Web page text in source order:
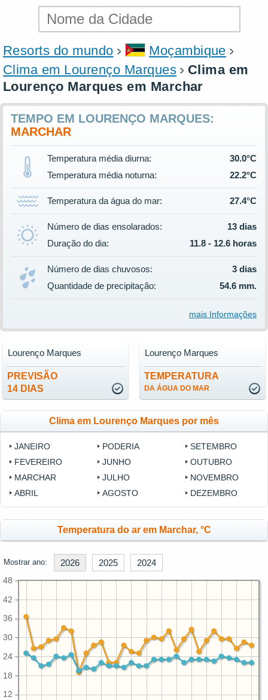
Resorts do mundo
Moçambique
Clima em Lourenço Marques
Clima em
Lourenço Marques em Marchar
TEMPO EM LOURENÇO MARQUES:
MARCHAR
Temperatura média diurna:
30.0°C
Temperatura média noturna:
22.2°C
Temperatura da água do mar: 27.4°C
Número de dias ensolarados:
13 dias
Duração do dia:
11.8 - 12.6 horas
Número de dias chuvosos:
3 dias
Quantidade de precipitação:
54.6 mm.
mais Informações
PREVISÃO
14 DIAS
Lourenço Marques
TEMPERATURA
DA ÁGUA DO MAR
Lourenço Marques
Clima em Lourenço Marques por mês
JANEIRO
FEVEREIRO
MARCHAR
ABRIL
PODERIA
JUNHO
JULHO
AGOSTO
SETEMBRO
OUTUBRO
NOVEMBRO
DEZEMBRO
Temperatura do ar em Marchar, °C
Mostrar ano: 2026 2025 2024
12
18
24
30
36
42
48